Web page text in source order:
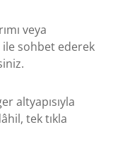
veya
sohbet ederek
altyapısıyla
tek tıkla